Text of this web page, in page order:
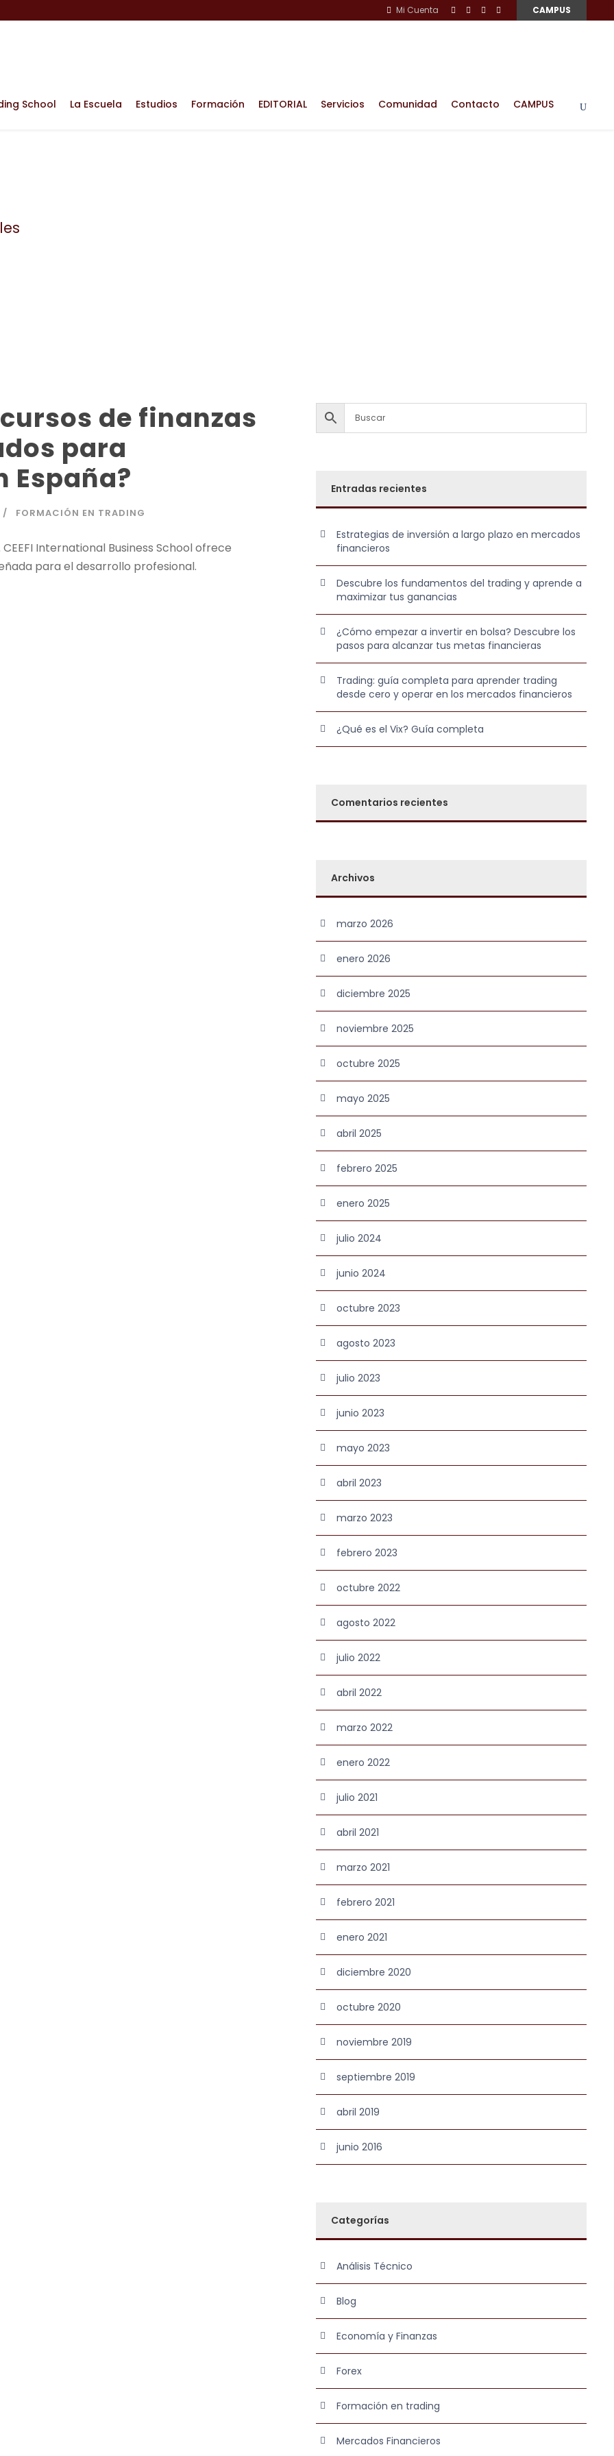
Mi Cuenta CAMPUS
School La Escuela Estudios Formación EDITORIAL Servicios Comunidad Contacto CAMPUS
de finanzas
para
España?
FORMACIÓN EN TRADING
International Business School ofrece
para el desarrollo profesional.
Entradas recientes
Estrategias de inversión a largo plazo en mercados
financieros
Descubre los fundamentos del trading y aprende a
maximizar tus ganancias
¿Cómo empezar a invertir en bolsa? Descubre los
pasos para alcanzar tus metas financieras
Trading: guía completa para aprender trading
desde cero y operar en los mercados financieros
¿Qué es el Vix? Guía completa
Comentarios recientes
Archivos
marzo 2026
enero 2026
diciembre 2025
noviembre 2025
octubre 2025
mayo 2025
abril 2025
febrero 2025
enero 2025
julio 2024
junio 2024
octubre 2023
agosto 2023
julio 2023
junio 2023
mayo 2023
abril 2023
marzo 2023
febrero 2023
octubre 2022
agosto 2022
julio 2022
abril 2022
marzo 2022
enero 2022
julio 2021
abril 2021
marzo 2021
febrero 2021
enero 2021
diciembre 2020
octubre 2020
noviembre 2019
septiembre 2019
abril 2019
junio 2016
Categorías
Análisis Técnico
Blog
Economía y Finanzas
Forex
Formación en trading
Mercados Financieros